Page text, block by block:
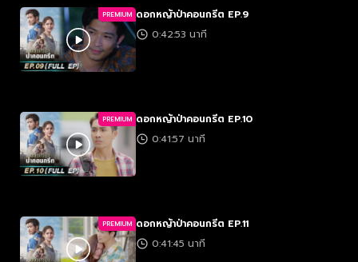
PREMIUM ดอกหญ้าป่าคอนกรีต EP.9
0:42:53 นาที
PREMIUM ดอกหญ้าป่าคอนกรีต EP.10
0:41:57 นาที
PREMIUM ดอกหญ้าป่าคอนกรีต EP.11
0:41:45 นาที